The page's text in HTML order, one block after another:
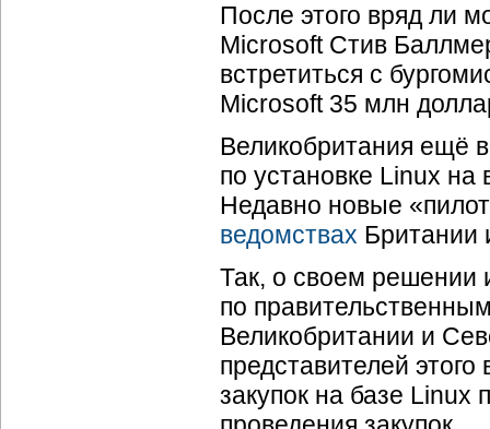
После этого вряд ли
Microsoft Стив
встретиться с
Microsoft 35 млн
Великобритания ещё
по установке Linux
Недавно новые
ведомствах Британии
Так, о своем решении
по
Великобритании и
представителей
закупок на базе Linux